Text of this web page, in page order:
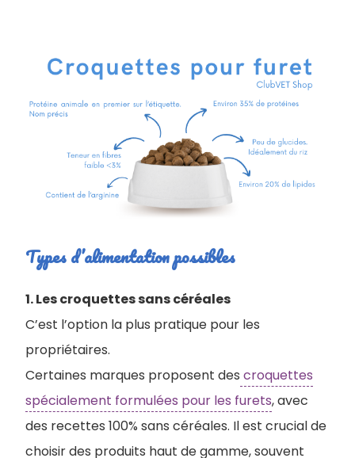
Types d’alimentation possibles
1. Les croquettes sans céréales
C’est l’option la plus pratique pour les
propriétaires.
Certaines marques proposent des croquettes
spécialement formulées pour les furets, avec
des recettes 100% sans céréales. Il est crucial de
choisir des produits haut de gamme, souvent